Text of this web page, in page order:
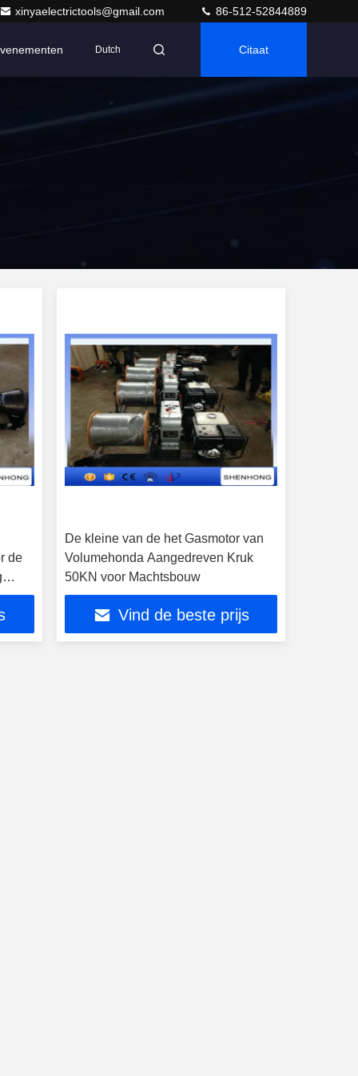
xinyaelectrictools@gmail.com 86-512-52844889
Dutch Citaat
de
De kleine van de het Gasmotor van
Volumehonda Aangedreven Kruk
50KN voor Machtsbouw
Vind de beste prijs